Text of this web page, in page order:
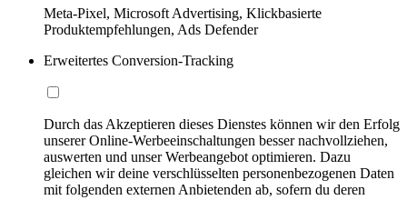
Meta-Pixel, Microsoft Advertising, Klickbasierte
Produktempfehlungen, Ads Defender
Erweitertes Conversion-Tracking
Durch das Akzeptieren dieses Dienstes können wir den Erfolg
unserer Online-Werbeeinschaltungen besser nachvollziehen,
auswerten und unser Werbeangebot optimieren. Dazu
gleichen wir deine verschlüsselten personenbezogenen Daten
mit folgenden externen Anbietenden ab, sofern du deren